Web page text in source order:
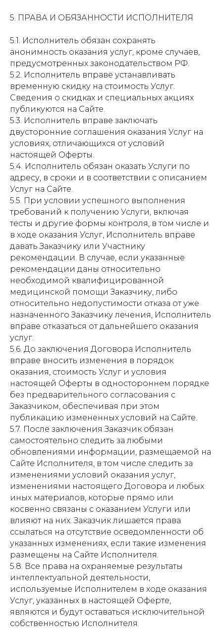
5. ПРАВА И ОБЯЗАННОСТИ ИСПОЛНИТЕЛЯ
5.1. Исполнитель обязан сохранять
анонимность оказания услуг, кроме случаев,
предусмотренных законодательством РФ.
5.2. Исполнитель вправе устанавливать
временную скидку на стоимость Услуг.
Сведения о скидках и специальных акциях
публикуются на Сайте.
5.3. Исполнитель вправе заключать
двусторонние соглашения оказания Услуг на
условиях, отличающихся от условий
настоящей Оферты.
5.4. Исполнитель обязан оказать Услуги по
адресу, в сроки и в соответствии с описанием
Услуг на Сайте.
5.5. При условии успешного выполнения
требований к получению Услуги, включая
тесты и другие формы контроля, в том числе и
в ходе оказания Услуг, Исполнитель вправе
давать Заказчику или Участнику
рекомендации. В случае, если указанные
рекомендации даны относительно
необходимой квалифицированной
медицинской помощи Заказчику, либо
относительно недопустимости отказа от уже
назначенного Заказчику лечения, Исполнитель
вправе отказаться от дальнейшего оказания
услуг.
5.6. До заключения Договора Исполнитель
вправе вносить изменения в порядок
оказания, стоимость Услуг и условия
настоящей Оферты в одностороннем порядке
без предварительного согласования с
Заказчиком, обеспечивая при этом
публикацию измененных условий на Сайте.
5.7. После заключения Заказчик обязан
самостоятельно следить за любыми
обновлениями информации, размещаемой на
Сайте Исполнителя, в том числе следить за
изменениями условий оказания услуг,
изменениями настоящего Договора и любых
иных материалов, которые прямо или
косвенно связаны с оказанием Услуги или
влияют на них. Заказчик лишается права
ссылаться на отсутствие осведомленности об
указанных изменениях, если такие изменения
размещены на Сайте Исполнителя.
5.8. Все права на охраняемые результаты
интеллектуальной деятельности,
используемые Исполнителем в ходе оказания
Услуг, указанных в настоящей Оферте,
являются и будут оставаться исключительной
собственностью Исполнителя.